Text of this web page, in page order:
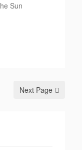
Sun
Next Page